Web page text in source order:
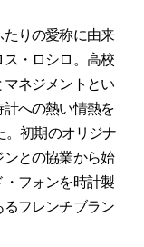
りの愛称に由来
・ロシロ。高校
ネジメントとい
への熱い情熱を
。初期のオリジナ
との協業から始
フォンを時計製
フレンチブラン